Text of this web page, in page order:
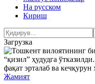
На русском
Кириш
Загрузка
Жамият